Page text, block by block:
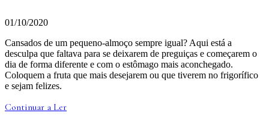
01/10/2020
Cansados de um pequeno-almoço sempre igual? Aqui está a
desculpa que faltava para se deixarem de preguiças e começarem o
dia de forma diferente e com o estômago mais aconchegado.
Coloquem a fruta que mais desejarem ou que tiverem no frigorífico
e sejam felizes.
Continuar a Ler